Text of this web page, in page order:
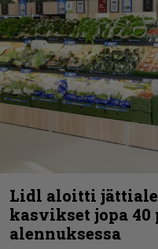
Lidl aloitti
kasvikset jopa 40
alennuksessa